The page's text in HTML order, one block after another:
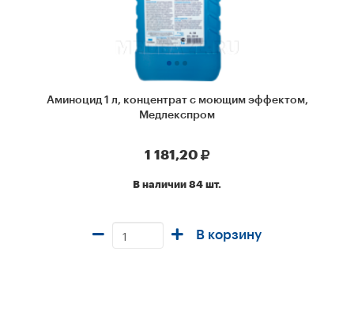
Аминоцид 1 л, концентрат с моющим эффектом,
Медлекспром
1 181,20
В наличии 84 шт.
В корзину